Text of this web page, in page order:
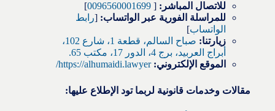
للاتصال المباشر: [
0096560001699
]
للمراسلة الفورية عبر الواتساب: [رابط
الواتساب]
زيارتنا:
صباح السالم، قطعة 1، شارع 102،
أبراج العربيد، برج 4، الدور 17، مكتب 65.
الموقع الإلكتروني: https://alhumaidi.lawyer/
مقالات وخدمات قانونية لربما تود الإطلاع عليها: